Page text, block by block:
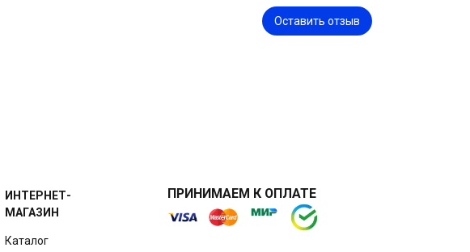
Оставить отзыв
ИНТЕРНЕТ-
МАГАЗИН
Каталог
ПРИНИМАЕМ К ОПЛАТЕ